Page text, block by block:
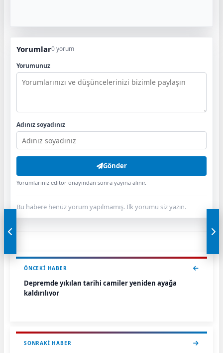
Yorumlar0 yorum
Yorumunuz
Adınız soyadınız
Gönder
Yorumlarınız editör onayından sonra yayına alınır.
Bu habere henüz yorum yapılmamış. İlk yorumu siz yazın.
ÖNCEKI HABER
Depremde yıkılan tarihi camiler yeniden ayağa
kaldırılıyor
SONRAKI HABER